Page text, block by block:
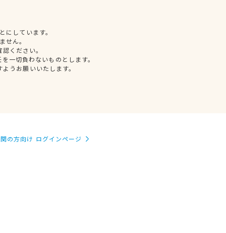
しています。
せん。
ください。
一切負わないものとします。
うお願いいたします。
の方向け ログインページ